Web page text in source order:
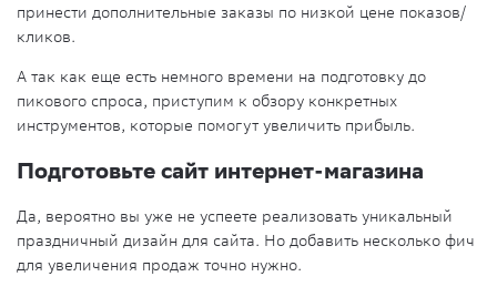
принести дополнительные заказы по низкой цене показов/
кликов.
А так как еще есть немного времени на подготовку до
пикового спроса, приступим к обзору конкретных
инструментов, которые помогут увеличить прибыль.
Подготовьте сайт интернет-магазина
Да, вероятно вы уже не успеете реализовать уникальный
праздничный дизайн для сайта. Но добавить несколько фич
для увеличения продаж точно нужно.